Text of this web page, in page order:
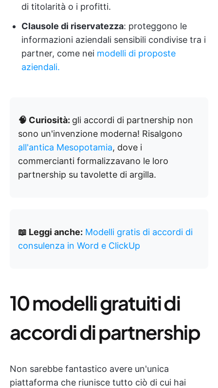
di titolarità o i profitti.
Clausole di riservatezza: proteggono le
informazioni aziendali sensibili condivise tra i
partner, come nei modelli di proposte
aziendali.
🧠 Curiosità: gli accordi di partnership non
sono un'invenzione moderna! Risalgono
all'antica Mesopotamia, dove i
commercianti formalizzavano le loro
partnership su tavolette di argilla.
📖 Leggi anche: Modelli gratis di accordi di
consulenza in Word e ClickUp
10 modelli gratuiti di
accordi di partnership
Non sarebbe fantastico avere un'unica
piattaforma che riunisce tutto ciò di cui hai